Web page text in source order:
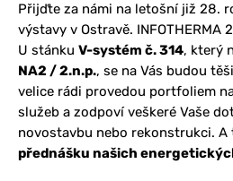
Přijďte za námi na letošní již 28.
výstavy v Ostravě. INFOTHERMA
U stánku V-systém č. 314, který
NA2 / 2.n.p., se na Vás budou
velice rádi provedou portfoliem
služeb a zodpoví veškeré Vaše
novostavbu nebo rekonstrukci. A
přednášku našich